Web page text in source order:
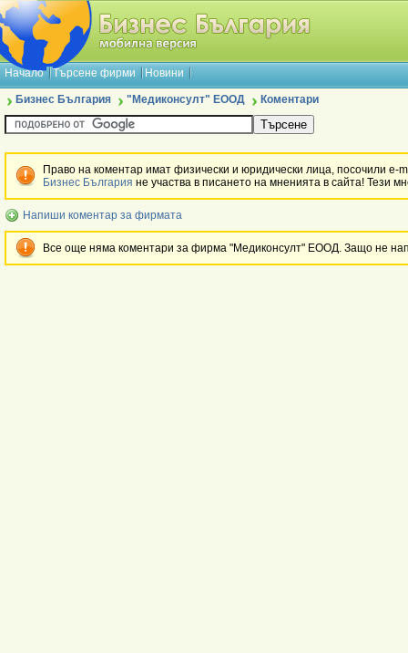
Начало Търсене фирми Новини
Бизнес България "Медиконсулт" ЕООД Коментари
Право на коментар имат физически и юридически лица, посочили e-
Бизнес България не участва в писането на мненията в сайта! Тези
Напиши коментар за фирмата
Все още няма коментари за фирма "Медиконсулт" ЕООД. Защо не